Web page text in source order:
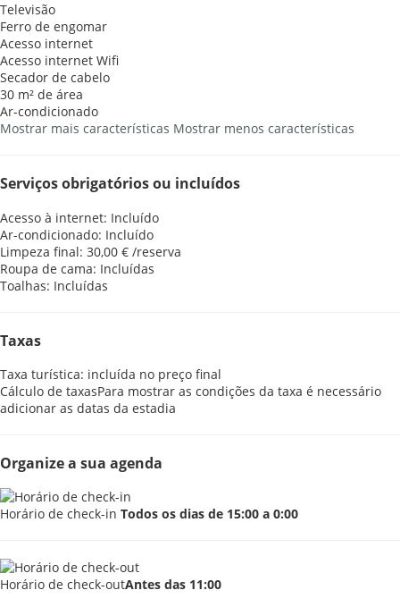
Televisão
Ferro de engomar
Acesso internet
Acesso internet Wifi
Secador de cabelo
30 m² de área
Ar-condicionado
Mostrar mais características Mostrar menos características
Serviços obrigatórios ou incluídos
Acesso à internet: Incluído
Ar-condicionado: Incluído
Limpeza final: 30,00 € /reserva
Roupa de cama: Incluídas
Toalhas: Incluídas
Taxas
Taxa turística: incluída no preço final
Cálculo de taxasPara mostrar as condições da taxa é necessário
adicionar as datas da estadia
Organize a sua agenda
Horário de check-in Todos os dias de 15:00 a 0:00
Horário de check-outAntes das 11:00